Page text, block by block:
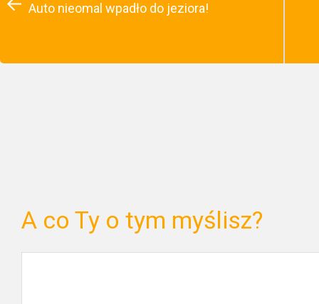
Auto nieomal wpadło do jeziora!
A co Ty o tym myślisz?